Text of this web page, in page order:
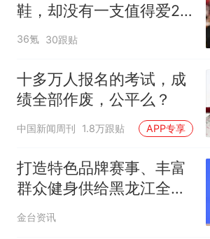
鞋，却没有一支值得爱20
年的球队
36氪 30跟贴
十多万人报名的考试，成
绩全部作废，公平么？
中国新闻周刊 1.8万跟贴 APP专享
打造特色品牌赛事、丰富
群众健身供给黑龙江全民
健身事业取得扎实成效
金台资讯